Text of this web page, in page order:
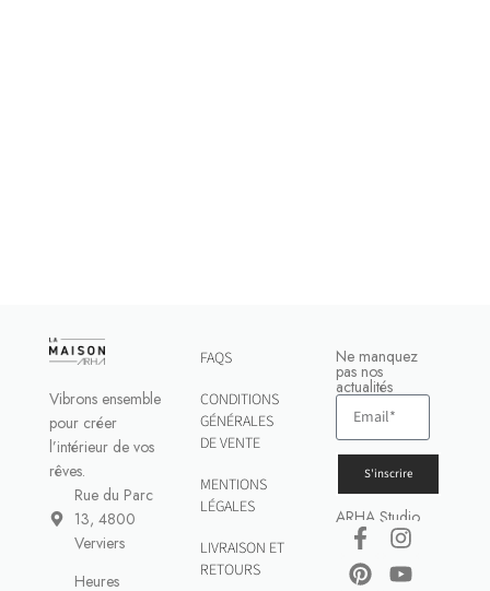
Vibrons ensemble
pour créer
l’intérieur de vos
rêves.
Rue du Parc
13, 4800
Verviers
Heures
FAQS
CONDITIONS
GÉNÉRALES
DE VENTE
MENTIONS
LÉGALES
LIVRAISON ET
RETOURS
Ne manquez
pas nos
actualités
S'inscrire
ARHA Studio